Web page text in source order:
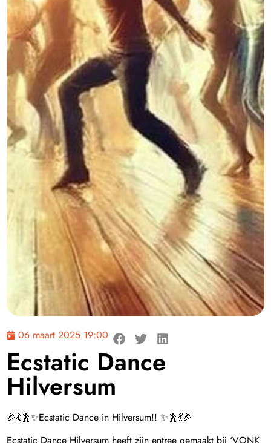
06 maart 2025 19:00
Ecstatic Dance
Hilversum
🎉💃🕺✨Ecstatic Dance in Hilversum!! ✨🕺💃🎉